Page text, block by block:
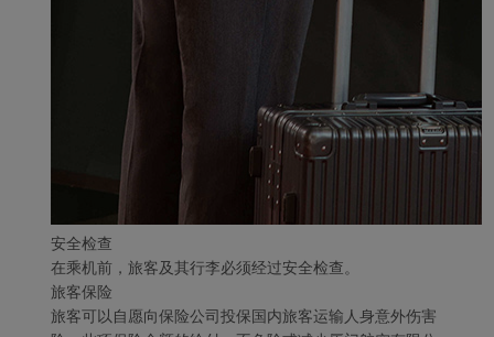
安全检查
在乘机前，旅客及其行李必须经过安全检查。
旅客保险
旅客可以自愿向保险公司投保国内旅客运输人身意外伤害